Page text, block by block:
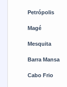
Petrópolis
Magé
Mesquita
Barra Mansa
Cabo Frio